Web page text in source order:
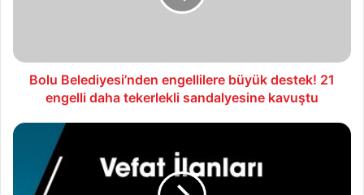
tekerlekli
sandalyesine
kavuştu
Bolu Belediyesi’nden engellilere büyük destek! 21
engelli daha tekerlekli sandalyesine kavuştu
08.10.2019
İLANLARI